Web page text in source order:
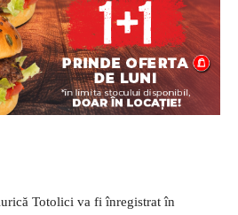
Totolici va fi înregistrat în